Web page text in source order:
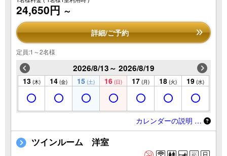
24,650円 ～
詳細/ご予約
定員:1～2名様
2026/8/13～ 2026/8/19
13 (木) 14 (金) 15 (土) 16 (日) 17 (月) 18 (火) 19 (水)
カレンダーの説明 …
ツインルーム 洋室